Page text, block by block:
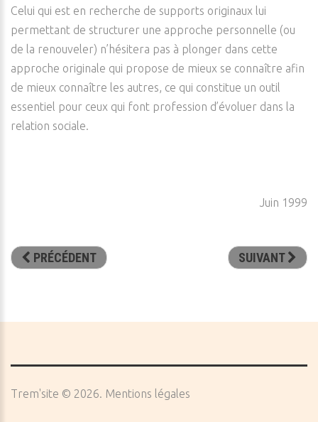
Celui qui est en recherche de supports originaux lui
permettant de structurer une approche personnelle (ou
de la renouveler) n’hésitera pas à plonger dans cette
approche originale qui propose de mieux se connaître afin
de mieux connaître les autres, ce qui constitue un outil
essentiel pour ceux qui font profession d’évoluer dans la
relation sociale.
Juin 1999
PRÉCÉDENT SUIVANT
Trem'site © 2026 Mentions légales